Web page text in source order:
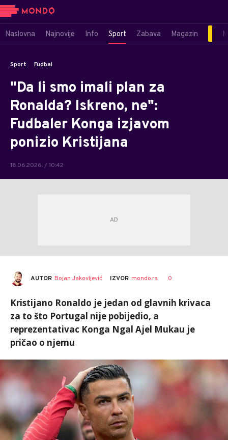
Naslovna Najnovije Info Sport Zabava Magazin
Sport Fudbal
"Da li smo imali plan za
Ronalda? Iskreno, ne":
Fudbaler Konga izjavom
ponizio Kristijana
18.06.2026. / 10:42
AUTOR Bojan Jakovljević IZVOR mondo.rs 0
Kristijano Ronaldo je jedan od glavnih krivaca
za to što Portugal nije pobijedio, a
reprezentativac Konga Ngal Ajel Mukau je
pričao o njemu